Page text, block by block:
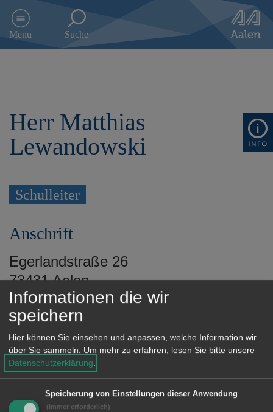
e
m
e
Menu Suche
Herr Matthias
Lewandowski
Schulleiter
Anschrift
Egerlandstraße 26
73431 Aalen
Telefon: 07361 931732
Fax: 07361 931800
E-Mail:
poststelle@04125635.schule.bwl.de
Informationen die wir
speichern
Hier können Sie einsehen und anpassen, welche Information wir
über Sie sammeln.
Um mehr zu erfahren, lesen Sie bitte unsere
Datenschutzerklärung
Speicherung von Einstellungen dieser Anwendung
(immer erforderlich)